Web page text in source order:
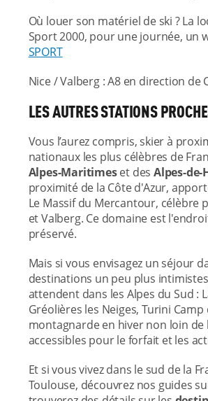
Où louer son matériel de ski ? La
Sport 2000, pour une journée, un
SPORT
Nice / Valberg : A8 en direction de
LES AUTRES STATIONS
Vous l’aurez compris, skier à
nationaux les plus célèbres de
Alpes-Maritimeset desAlpes-de-
proximité de la Côte d'Azur,
Le Massif du Mercantour, célèbre
et Valberg. Ce domaine est
préservé.
Mais si vous envisagez un séjour
destinations un peu plus
attendent dans les Alpes du Sud :
Gréolières les Neiges, Turini
montagnarde en hiver non loin de
accessibles pour le forfait et les
Et si vous vivez dans le sud de la
Toulouse, découvrez nos guides